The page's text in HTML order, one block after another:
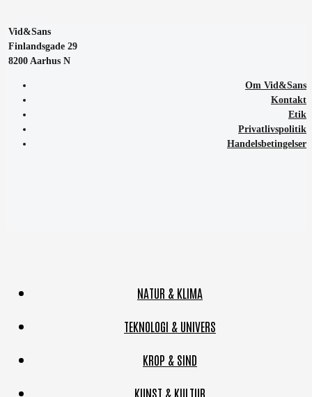
Vid&Sans
Finlandsgade 29
8200 Aarhus N
Om Vid&Sans
Kontakt
Etik
Privatlivspolitik
Handelsbetingelser
NATUR & KLIMA
TEKNOLOGI & UNIVERS
KROP & SIND
KUNST & KULTUR